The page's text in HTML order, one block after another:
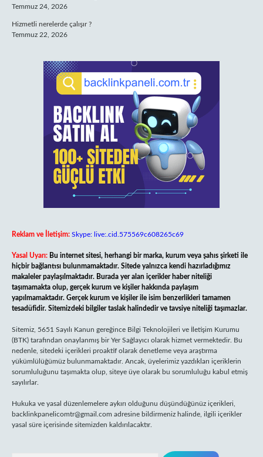
Temmuz 24, 2026
Hizmetli nerelerde çalışır ?
Temmuz 22, 2026
Reklam ve İletişim: Skype: live:.cid.575569c608265c69
Yasal Uyarı: Bu internet sitesi, herhangi bir marka, kurum veya şahıs şirketi ile
hiçbir bağlantısı bulunmamaktadır. Sitede yalnızca kendi hazırladığımız
makaleler paylaşılmaktadır. Burada yer alan içerikler haber niteliği
taşımamakta olup, gerçek kurum ve kişiler hakkında paylaşım
yapılmamaktadır. Gerçek kurum ve kişiler ile isim benzerlikleri tamamen
tesadüfidir. Sitemizdeki bilgiler taslak halindedir ve tavsiye niteliği taşımazlar.
Sitemiz, 5651 Sayılı Kanun gereğince Bilgi Teknolojileri ve İletişim Kurumu
(BTK) tarafından onaylanmış bir Yer Sağlayıcı olarak hizmet vermektedir. Bu
nedenle, sitedeki içerikleri proaktif olarak denetleme veya araştırma
yükümlülüğümüz bulunmamaktadır. Ancak, üyelerimiz yazdıkları içeriklerin
sorumluluğunu taşımakta olup, siteye üye olarak bu sorumluluğu kabul etmiş
sayılırlar.
Hukuka ve yasal düzenlemelere aykırı olduğunu düşündüğünüz içerikleri,
backlinkpanelicomtr@gmail.com adresine bildirmeniz halinde, ilgili içerikler
yasal süre içerisinde sitemizden kaldırılacaktır.